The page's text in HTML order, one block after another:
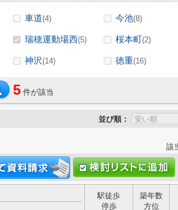
車道(4) 今池(8)
瑞穂運動場西(5) 桜本町(2)
神沢(14) 徳重(16)
5 件が該当
並び順：
該
駅徒歩
停歩
築年数
方位